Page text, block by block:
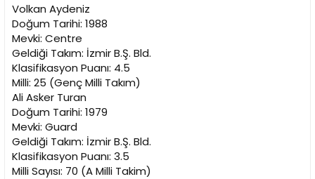
Volkan Aydeniz
Doğum Tarihi: 1988
Mevki: Centre
Geldiği Takım: İzmir B.Ş. Bld.
Klasifikasyon Puanı: 4.5
Milli: 25 (Genç Milli Takım)
Ali Asker Turan
Doğum Tarihi: 1979
Mevki: Guard
Geldiği Takım: İzmir B.Ş. Bld.
Klasifikasyon Puanı: 3.5
Milli Sayısı: 70 (A Milli Takim)